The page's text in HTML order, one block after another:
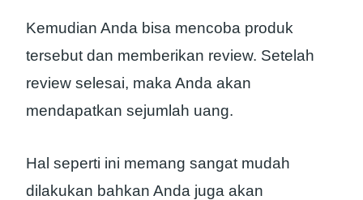
Kemudian Anda bisa mencoba produk
tersebut dan memberikan review. Setelah
review selesai, maka Anda akan
mendapatkan sejumlah uang.
Hal seperti ini memang sangat mudah
dilakukan bahkan Anda juga akan